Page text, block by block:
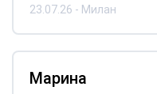
23.07.26 - Милан
Марина